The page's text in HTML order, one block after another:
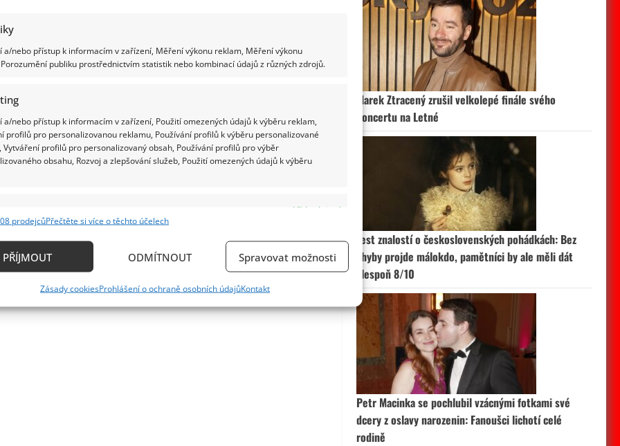
a/nebo přístup k informacím v zařízení, Měření výkonu reklam, Měření výkonu
publiku prostřednictvím statistik nebo kombinací údajů z různých zdrojů.
a/nebo přístup k informacím v zařízení, Použití omezených údajů k výběru reklam,
profilů pro personalizovanou reklamu, Používání profilů k výběru personalizované
Vytváření profilů pro personalizovaný obsah, Používání profilů pro výběr
obsahu, Rozvoj a zlepšování služeb, Použití omezených údajů k výběru
Vždy aktivní
zařízení na základě automaticky přenášených informací.
aktivně požadovaných informací.
prodejcůPřečtěte si více o těchto účelech
PŘÍJMOUT ODMÍTNOUT Spravovat možnosti
Zásady cookiesProhlášení o ochraně osobních údajůKontakt
Marek Ztracený zrušil velkolepé finále svého
koncertu na Letné
Test znalostí o československých pohádkách: Bez
chyby projde málokdo, pamětníci by ale měli dát
alespoň 8/10
Petr Macinka se pochlubil vzácnými fotkami své
dcery z oslavy narozenin: Fanoušci lichotí celé
rodině